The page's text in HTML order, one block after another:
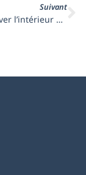
Suivant
Comment laver l’intérieur de sa voiture : conseils d’entretien